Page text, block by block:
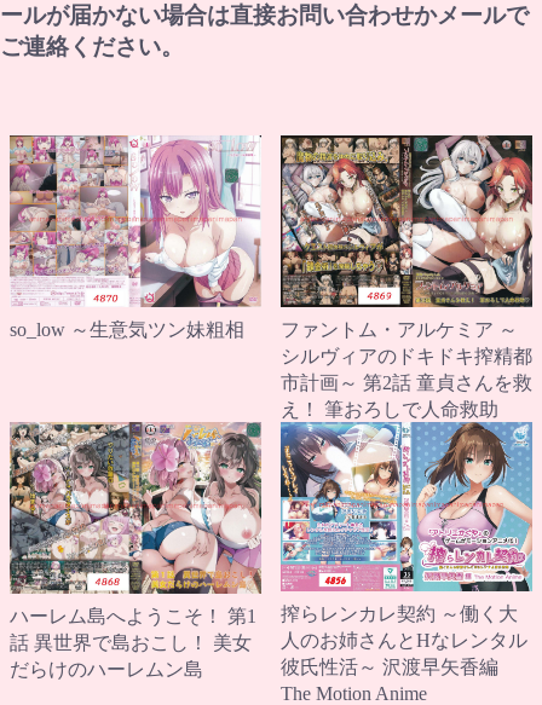
ールが届かない場合は直接お問い合わせかメールで
ご連絡ください。
so_low ～生意気ツン妹粗相
ファントム・アルケミア ～
シルヴィアのドキドキ搾精都
市計画～ 第2話 童貞さんを救
え！ 筆おろしで人命救助
ハーレム島へようこそ！ 第1
話 異世界で島おこし！ 美女
だらけのハーレムン島
搾らレンカレ契約 ～働く大
人のお姉さんとHなレンタル
彼氏性活～ 沢渡早矢香編
The Motion Anime